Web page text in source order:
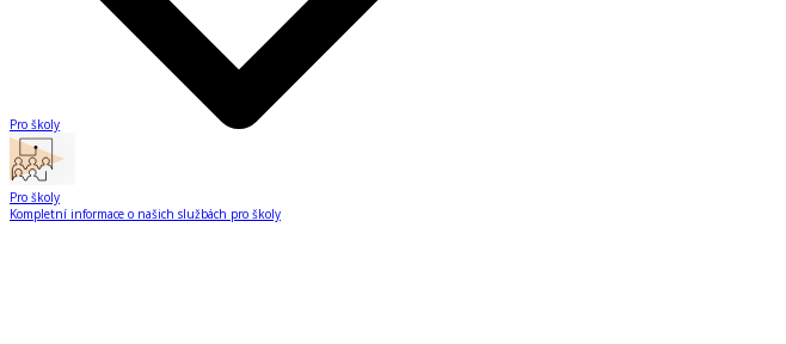
Pro školy
Pro školy
Kompletní informace o našich službách pro školy